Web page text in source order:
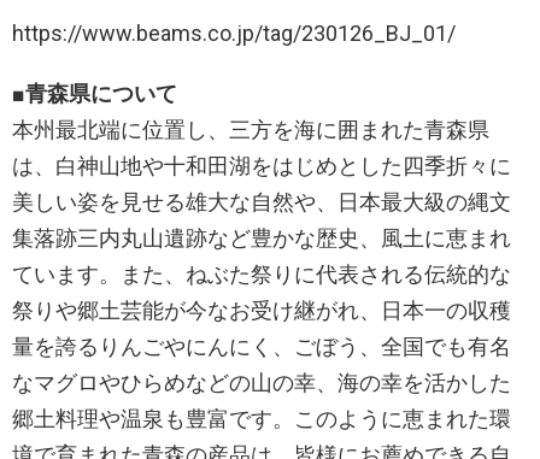
https://www.beams.co.jp/tag/230126_BJ_01/
■青森県について
本州最北端に位置し、三方を海に囲まれた青森県
は、白神山地や十和田湖をはじめとした四季折々に
美しい姿を見せる雄大な自然や、日本最大級の縄文
集落跡三内丸山遺跡など豊かな歴史、風土に恵まれ
ています。また、ねぶた祭りに代表される伝統的な
祭りや郷土芸能が今なお受け継がれ、日本一の収穫
量を誇るりんごやにんにく、ごぼう、全国でも有名
なマグロやひらめなどの山の幸、海の幸を活かした
郷土料理や温泉も豊富です。このように恵まれた環